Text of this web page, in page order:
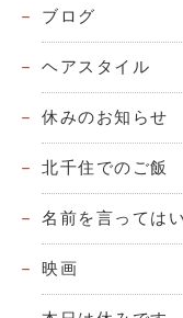
ブログ
ヘアスタイル
休みのお知らせ
北千住でのご飯
名前を言っては
映画